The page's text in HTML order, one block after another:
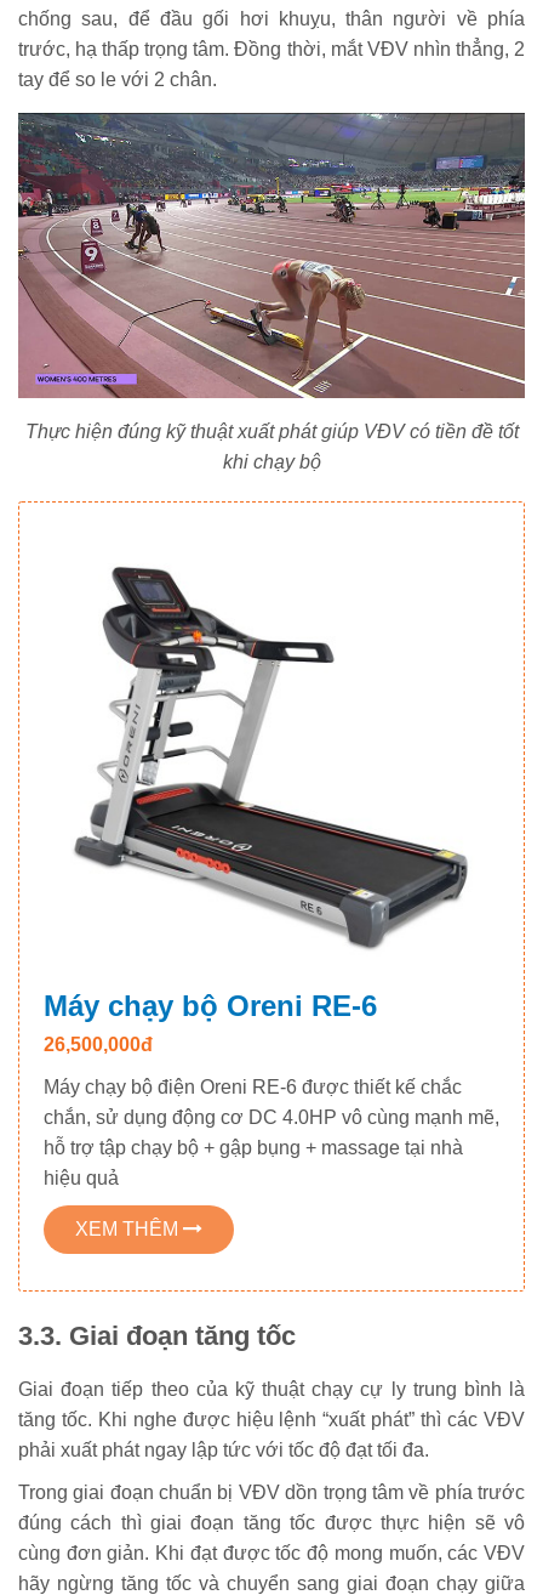
chống sau, để đầu gối hơi khuỵu, thân người về phía
trước, hạ thấp trọng tâm. Đồng thời, mắt VĐV nhìn thẳng, 2
tay để so le với 2 chân.
Thực hiện đúng kỹ thuật xuất phát giúp VĐV có tiền đề tốt
khi chạy bộ
Máy chạy bộ Oreni RE-6
26,500,000đ
Máy chạy bộ điện Oreni RE-6 được thiết kế chắc
chắn, sử dụng động cơ DC 4.0HP vô cùng mạnh mẽ,
hỗ trợ tập chạy bộ + gập bụng + massage tại nhà
hiệu quả
XEM THÊM
3.3. Giai đoạn tăng tốc
Giai đoạn tiếp theo của kỹ thuật chạy cự ly trung bình là
tăng tốc. Khi nghe được hiệu lệnh “xuất phát” thì các VĐV
phải xuất phát ngay lập tức với tốc độ đạt tối đa.
Trong giai đoạn chuẩn bị VĐV dồn trọng tâm về phía trước
đúng cách thì giai đoạn tăng tốc được thực hiện sẽ vô
cùng đơn giản. Khi đạt được tốc độ mong muốn, các VĐV
hãy ngừng tăng tốc và chuyển sang giai đoạn chạy giữa